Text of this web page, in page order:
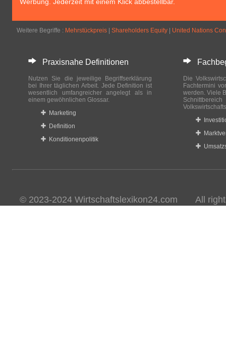
Weitere Begriffe : Mehrstückpreis Shareholders Equity United Nations
Praxisnahe Definitionen
Nutzen Sie die jeweilige Begriffserklärung
bei Ihrer täglichen Arbeit. Jede Definition ist
wesentlich umfangreicher angelegt als in
einem gewöhnlichen Glossar.
Marketing
Definition
Konditionenpolitik
Die
Fachtermini
werden. Viele
© 2023-2024 Wirtschaftslexikon24.com All